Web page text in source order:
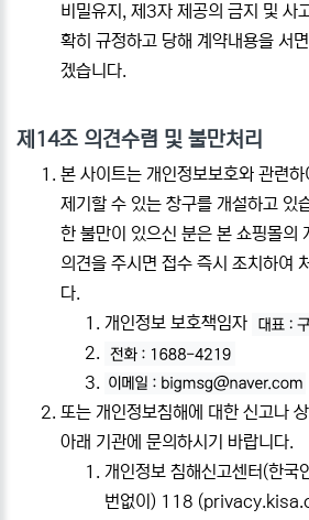
비밀유지, 제3자 제공의 금지 및 사
확히 규정하고 당해 계약내용을 서
겠습니다.
제14조 의견수렴 및 불만처리
본 사이트는 개인정보보호와 관련
제기할 수 있는 창구를 개설하고 있
한 불만이 있으신 분은 본 쇼핑몰의
의견을 주시면 접수 즉시 조치하여
다.
개인정보 보호책임자
또는 개인정보침해에 대한 신고나
아래 기관에 문의하시기 바랍니다.
개인정보 침해신고센터(한국
번없이) 118 (